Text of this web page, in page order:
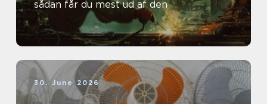
sådan får du mest ud af den
30. June 2026